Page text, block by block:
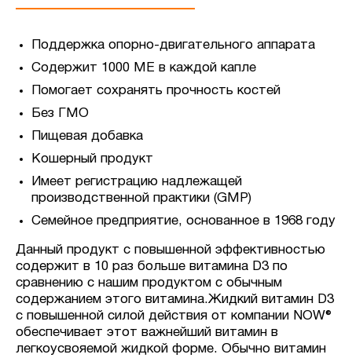
Поддержка опорно-двигательного аппарата
Содержит 1000 МЕ в каждой капле
Помогает сохранять прочность костей
Без ГМО
Пищевая добавка
Кошерный продукт
Имеет регистрацию надлежащей
производственной практики (GMP)
Семейное предприятие, основанное в 1968 году
Данный продукт с повышенной эффективностью
содержит в 10 раз больше витамина D3 по
сравнению с нашим продуктом с обычным
содержанием этого витамина.Жидкий витамин D3
с повышенной силой действия от компании NOW®
обеспечивает этот важнейший витамин в
легкоусвояемой жидкой форме. Обычно витамин